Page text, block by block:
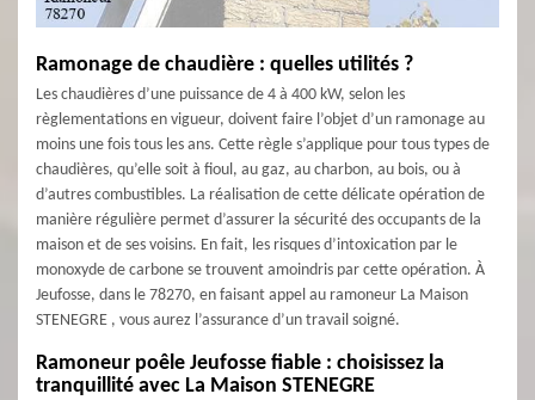
Ramonage de chaudière : quelles utilités ?
Les chaudières d’une puissance de 4 à 400 kW, selon les
règlementations en vigueur, doivent faire l’objet d’un ramonage au
moins une fois tous les ans. Cette règle s’applique pour tous types de
chaudières, qu’elle soit à fioul, au gaz, au charbon, au bois, ou à
d’autres combustibles. La réalisation de cette délicate opération de
manière régulière permet d’assurer la sécurité des occupants de la
maison et de ses voisins. En fait, les risques d’intoxication par le
monoxyde de carbone se trouvent amoindris par cette opération. À
Jeufosse, dans le 78270, en faisant appel au ramoneur La Maison
STENEGRE , vous aurez l’assurance d’un travail soigné.
Ramoneur poêle Jeufosse fiable : choisissez la
tranquillité avec La Maison STENEGRE